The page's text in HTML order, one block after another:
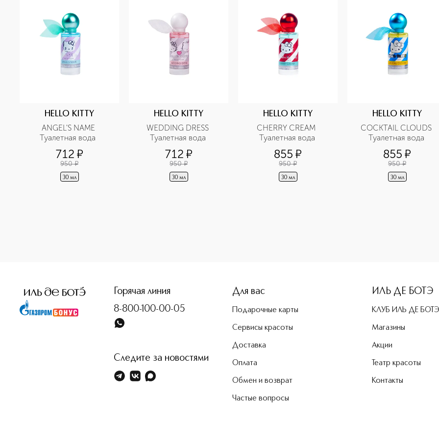
HELLO KITTY
ANGEL'S NAME
712 ¤
950 ¤
30 мл
HELLO KITTY
WEDDING DRESS
712 ¤
950 ¤
30 мл
HELLO KITTY
CHERRY CREAM
855 ¤
950 ¤
30 мл
HELLO KITTY
COCKTAIL CLOUDS
855 ¤
950 ¤
30 мл
Горячая линия
8-800-100-00-05
Следите за новостями
Для вас
Подарочные карты
Сервисы красоты
Доставка
Оплата
Обмен и возврат
Частые вопросы
ИЛЬ ДЕ БОТЭ
КЛУБ ИЛЬ ДЕ БОТЭ
Магазины
Акции
Театр красоты
Контакты